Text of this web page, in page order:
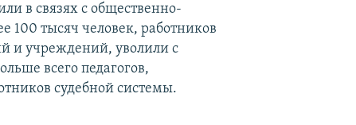
в связях с общественно-
тысяч человек, работников
и учреждений, уволили с
всего педагогов,
судебной системы.